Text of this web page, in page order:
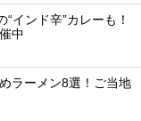
インド辛”カレーも！
中
ラーメン8選！ご当地